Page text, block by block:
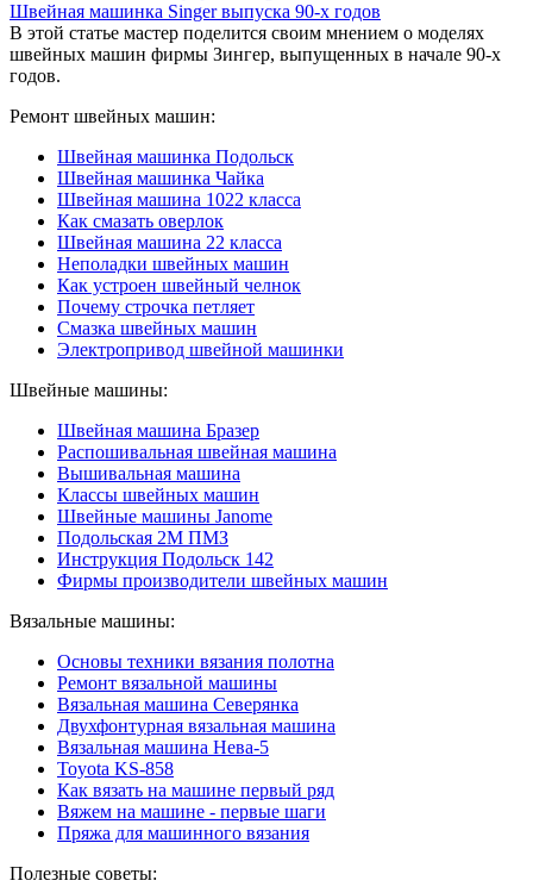
Швейная машинка Singer выпуска 90-х годов
В этой статье мастер поделится своим мнением о моделях
швейных машин фирмы Зингер, выпущенных в начале 90-х
годов.
Ремонт швейных машин:
Швейная машинка Подольск
Швейная машинка Чайка
Швейная машина 1022 класса
Как смазать оверлок
Швейная машина 22 класса
Неполадки швейных машин
Как устроен швейный челнок
Почему строчка петляет
Смазка швейных машин
Электропривод швейной машинки
Швейные машины:
Швейная машина Бразер
Распошивальная швейная машина
Вышивальная машина
Классы швейных машин
Швейные машины Janome
Подольская 2М ПМЗ
Инструкция Подольск 142
Фирмы производители швейных машин
Вязальные машины:
Основы техники вязания полотна
Ремонт вязальной машины
Вязальная машина Северянка
Двухфонтурная вязальная машина
Вязальная машина Нева-5
Toyota KS-858
Как вязать на машине первый ряд
Вяжем на машине - первые шаги
Пряжа для машинного вязания
Полезные советы: